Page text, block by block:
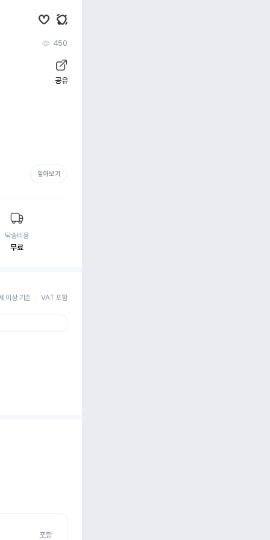
450
공유
알아보기
탁송비용
무료
이상 기준 VAT 포함
포함